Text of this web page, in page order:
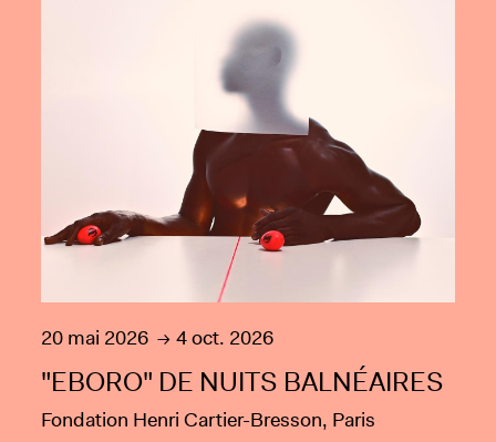
20 mai 2026 4 oct. 2026
"EBORO" DE NUITS BALNÉAIRES
Fondation Henri Cartier-Bresson, Paris